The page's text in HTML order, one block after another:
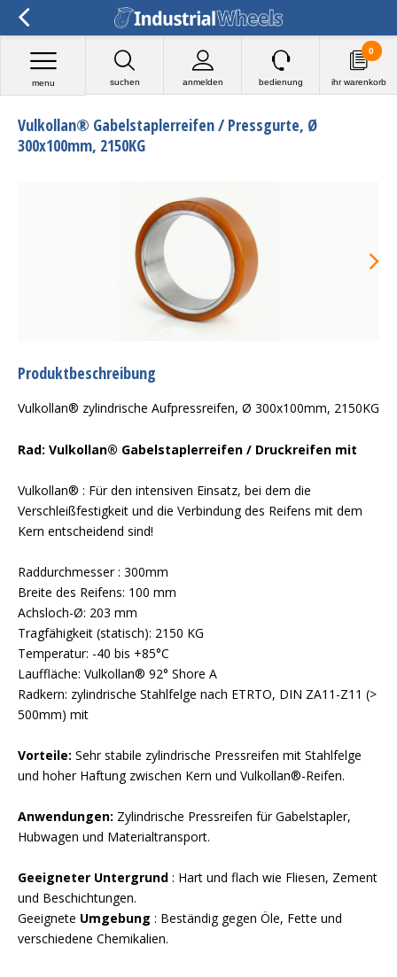
suchen anmelden
menu bedienung ihr warenkorb
0
Vulkollan® Gabelstaplerreifen / Pressgurte, Ø
300x100mm, 2150KG
Produktbeschreibung
Vulkollan® zylindrische Aufpressreifen, Ø 300x100mm, 2150KG
Rad: Vulkollan® Gabelstaplerreifen / Druckreifen mit
Vulkollan® : Für den intensiven Einsatz, bei dem die
Verschleißfestigkeit und die Verbindung des Reifens mit dem
Kern entscheidend sind!
Raddurchmesser : 300mm
Breite des Reifens: 100 mm
Achsloch-Ø: 203 mm
Tragfähigkeit (statisch): 2150 KG
Temperatur: -40 bis +85°C
Lauffläche: Vulkollan® 92° Shore A
Radkern: zylindrische Stahlfelge nach ETRTO, DIN ZA11-Z11 (>
500mm) mit
Vorteile: Sehr stabile zylindrische Pressreifen mit Stahlfelge
und hoher Haftung zwischen Kern und Vulkollan®-Reifen.
Anwendungen: Zylindrische Pressreifen für Gabelstapler,
Hubwagen und Materialtransport.
Geeigneter Untergrund : Hart und flach wie Fliesen, Zement
und Beschichtungen.
Geeignete Umgebung : Beständig gegen Öle, Fette und
verschiedene Chemikalien.